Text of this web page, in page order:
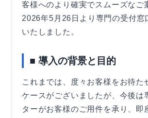
客様へのより確実でスムーズなご
2026年5月26日より専門の受付窓
いたしました。
■ 導入の背景と目的
これまでは、度々お客様をお待た
ケースがございましたが、今後は
ターがお客様のご用件を承り、即